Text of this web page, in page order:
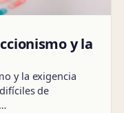
y la
y la exigencia
de